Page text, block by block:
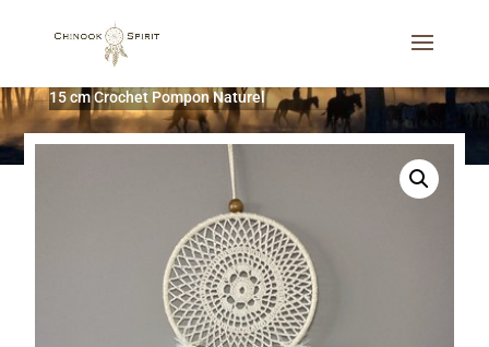
Attrape-rêves
15 cm Crochet Pompon Naturel